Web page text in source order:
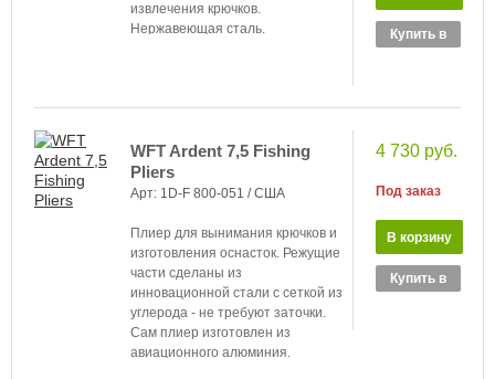
извлечения крючков.
Нержавеющая сталь.
Купить в
WFT Ardent 7,5 Fishing
Pliers
Арт: 1D-F 800-051 /США
Плиер для вынимания крючков и
изготовления оснасток. Режущие
части сделаны из
инновационной стали с сеткой из
углерода - не требуют заточки.
Сам плиер изготовлен из
авиационного алюминия.
4 730 руб.
Под заказ
Купить в